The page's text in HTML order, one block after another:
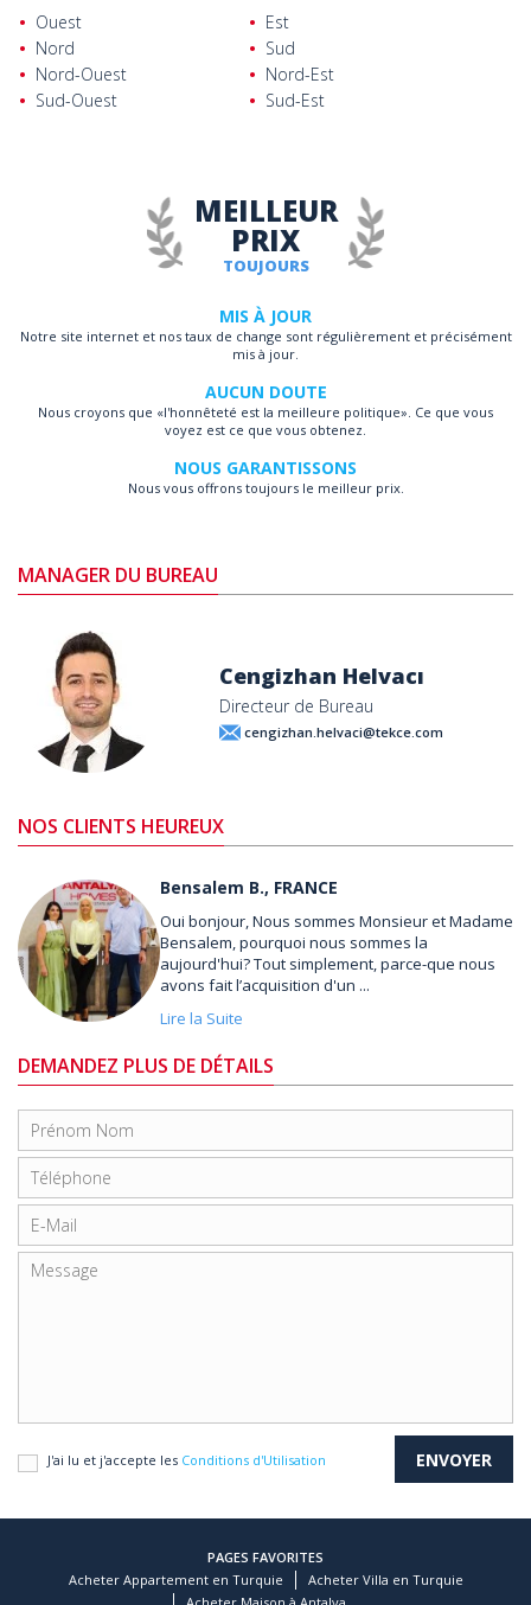
Ouest
Est
Nord
Sud
Nord-Ouest
Nord-Est
Sud-Ouest
Sud-Est
TOUJOURS
MEILLEUR
PRIX
MIS À JOUR
Notre site internet et nos taux de change sont régulièrement et précisément
mis à jour.
AUCUN DOUTE
Nous croyons que «l'honnêteté est la meilleure politique». Ce que vous
voyez est ce que vous obtenez.
NOUS GARANTISSONS
Nous vous offrons toujours le meilleur prix.
MANAGER DU BUREAU
Cengizhan Helvacı
Directeur de Bureau
cengizhan.helvaci@tekce.com
NOS CLIENTS HEUREUX
Bensalem B., FRANCE
Oui bonjour, Nous sommes Monsieur et Madame
Bensalem, pourquoi nous sommes la
aujourd'hui? Tout simplement, parce-que nous
avons fait l’acquisition d'un ...
Lire la Suite
DEMANDEZ PLUS DE DÉTAILS
J'ai lu et j'accepte les Conditions d'Utilisation
PAGES FAVORITES
Acheter Appartement en Turquie
Acheter Villa en Turquie